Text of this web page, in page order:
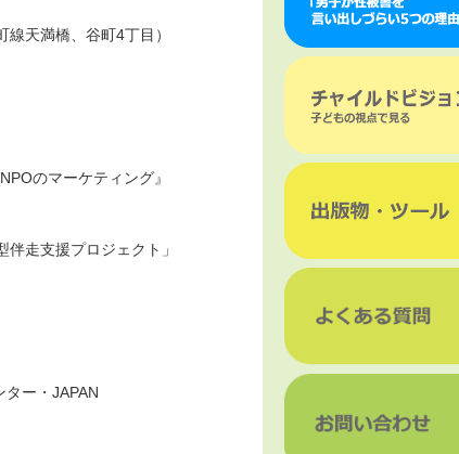
満橋、谷町4丁目）
のマーケティング』
走支援プロジェクト」
・JAPAN